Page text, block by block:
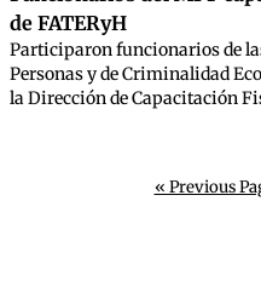
de FATERyH
Participaron funcionarios de
Personas y de Criminalidad
la Dirección de Capacitación
« Previous